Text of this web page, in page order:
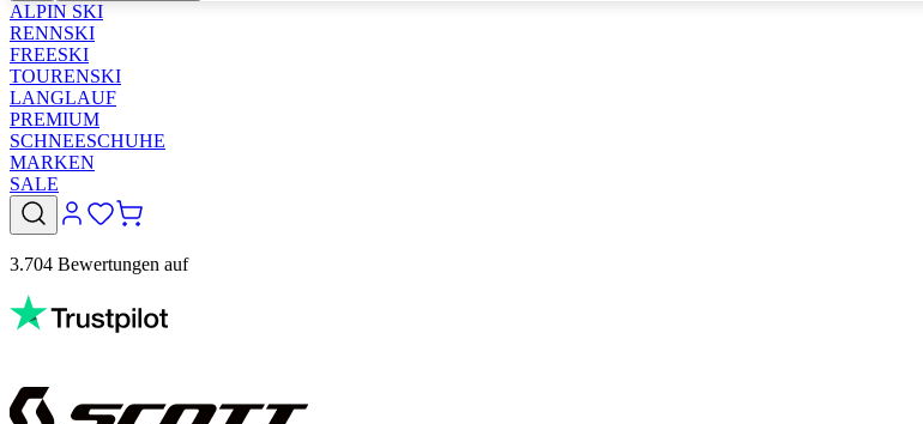
ALPIN SKI
RENNSKI
FREESKI
TOURENSKI
LANGLAUF
PREMIUM
SCHNEESCHUHE
MARKEN
SALE
3.704 Bewertungen auf